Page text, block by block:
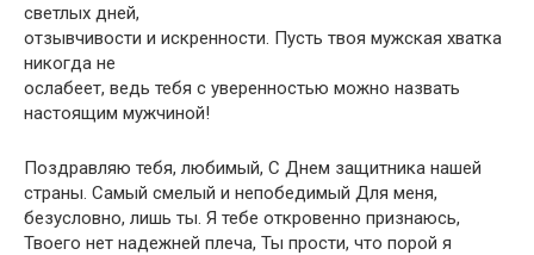
светлых дней,
отзывчивости и искренности. Пусть твоя мужская хватка
никогда не
ослабеет, ведь тебя с уверенностью можно назвать
настоящим мужчиной!
Поздравляю тебя, любимый, С Днем защитника нашей
страны. Самый смелый и непобедимый Для меня,
безусловно, лишь ты. Я тебе откровенно признаюсь,
Твоего нет надежней плеча, Ты прости, что порой я